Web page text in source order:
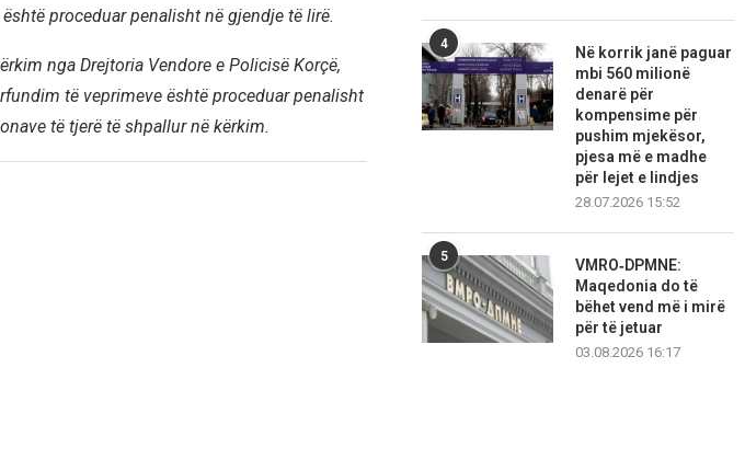
proceduar penalisht në gjendje të lirë.
nga Drejtoria Vendore e Policisë Korçë,
të veprimeve është proceduar penalisht
të tjerë të shpallur në kërkim.
4
Në korrik janë paguar
mbi 560 milionë
denarë për
kompensime për
pushim mjekësor,
pjesa më e madhe
për lejet e lindjes
28.07.2026 15:52
5
VMRO‑DPMNE:
Maqedonia do të
bëhet vend më i mirë
për të jetuar
03.08.2026 16:17